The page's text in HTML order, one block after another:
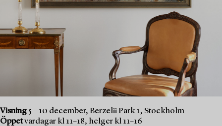
Visning 5 – 10 december, Berzelii Park 1, Stockholm
Öppetvardagar kl 11–18, helger kl 11–16